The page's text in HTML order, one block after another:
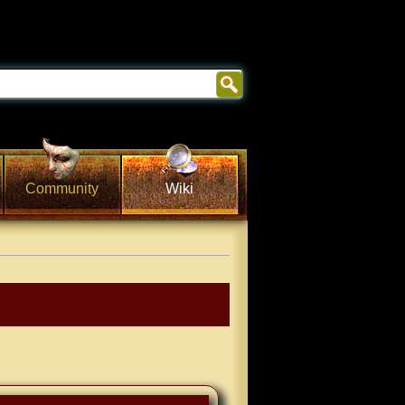
Community Wiki